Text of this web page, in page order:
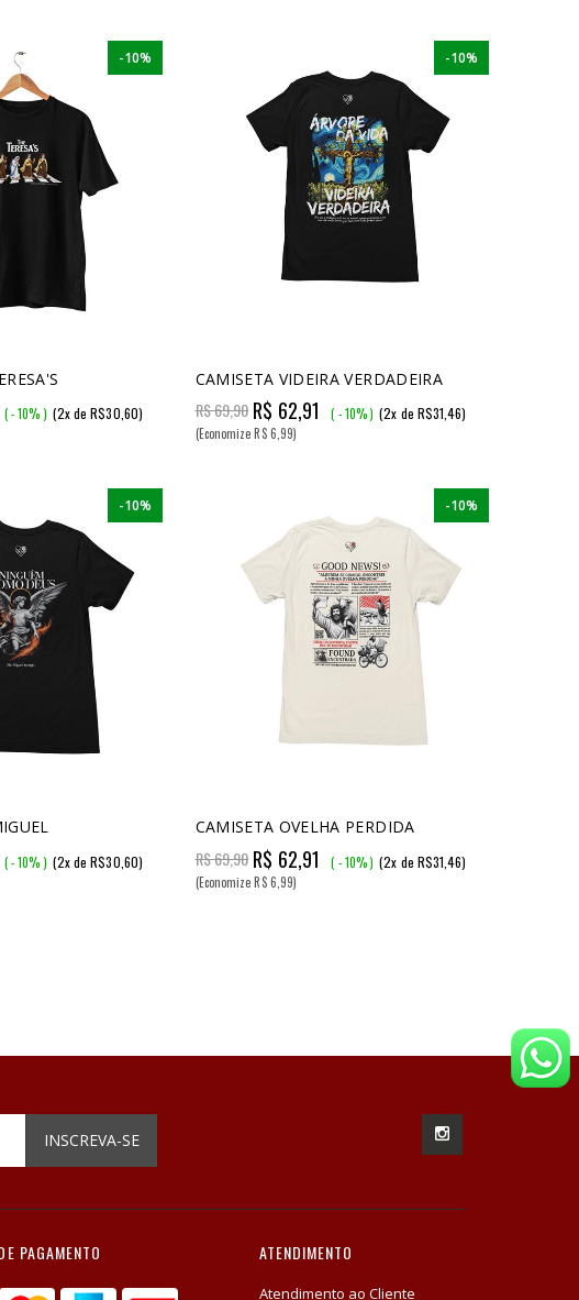
-10%
( - 10% ) (2x de R$30,60)
-10%
CAMISETA VIDEIRA VERDADEIRA
R$ 69,90 R$ 62,91 ( - 10% ) (2x de R$31,46)
(Economize R$ 6,99)
-10%
( - 10% ) (2x de R$30,60)
-10%
CAMISETA OVELHA PERDIDA
R$ 69,90 R$ 62,91 ( - 10% ) (2x de R$31,46)
(Economize R$ 6,99)
INSCREVA-SE
PAGAMENTO ATENDIMENTO
Atendimento ao Cliente